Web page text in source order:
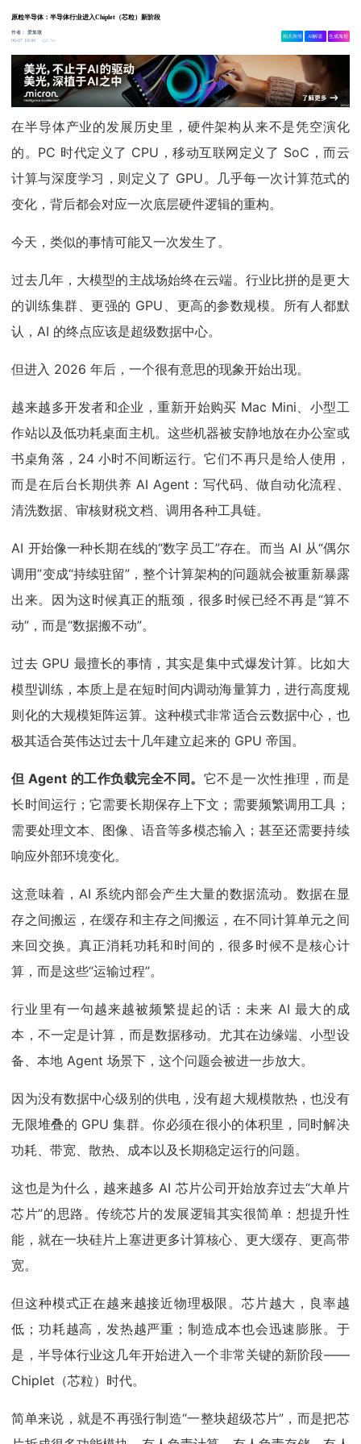
原粒半导体：半导体行业进入Chiplet（芯粒）新阶段
作者：爱集微
06-07 10:00
2.5w
相关舆情 AI解读 生成海报
在半导体产业的发展历史里，硬件架构从来不是凭空演化
的。PC 时代定义了 CPU，移动互联网定义了 SoC，而云
计算与深度学习，则定义了 GPU。几乎每一次计算范式的
变化，背后都会对应一次底层硬件逻辑的重构。
今天，类似的事情可能又一次发生了。
过去几年，大模型的主战场始终在云端。行业比拼的是更大
的训练集群、更强的 GPU、更高的参数规模。所有人都默
认，AI 的终点应该是超级数据中心。
但进入 2026 年后，一个很有意思的现象开始出现。
越来越多开发者和企业，重新开始购买 Mac Mini、小型工
作站以及低功耗桌面主机。这些机器被安静地放在办公室或
书桌角落，24 小时不间断运行。它们不再只是给人使用，
而是在后台长期供养 AI Agent：写代码、做自动化流程、
清洗数据、审核财税文档、调用各种工具链。
AI 开始像一种长期在线的“数字员工”存在。而当 AI 从“偶尔
调用”变成“持续驻留”，整个计算架构的问题就会被重新暴露
出来。因为这时候真正的瓶颈，很多时候已经不再是“算不
动”，而是“数据搬不动”。
过去 GPU 最擅长的事情，其实是集中式爆发计算。比如大
模型训练，本质上是在短时间内调动海量算力，进行高度规
则化的大规模矩阵运算。这种模式非常适合云数据中心，也
极其适合英伟达过去十几年建立起来的 GPU 帝国。
但 Agent 的工作负载完全不同。 它不是一次性推理，而是
长时间运行；它需要长期保存上下文；需要频繁调用工具；
需要处理文本、图像、语音等多模态输入；甚至还需要持续
响应外部环境变化。
这意味着，AI 系统内部会产生大量的数据流动。数据在显
存之间搬运，在缓存和主存之间搬运，在不同计算单元之间
来回交换。真正消耗功耗和时间的，很多时候不是核心计
算，而是这些“运输过程”。
行业里有一句越来越被频繁提起的话：未来 AI 最大的成
本，不一定是计算，而是数据移动。尤其在边缘端、小型设
备、本地 Agent 场景下，这个问题会被进一步放大。
因为没有数据中心级别的供电，没有超大规模散热，也没有
无限堆叠的 GPU 集群。你必须在很小的体积里，同时解决
功耗、带宽、散热、成本以及长期稳定运行的问题。
这也是为什么，越来越多 AI 芯片公司开始放弃过去“大单片
芯片”的思路。传统芯片的发展逻辑其实很简单：想提升性
能，就在一块硅片上塞进更多计算核心、更大缓存、更高带
宽。
但这种模式正在越来越接近物理极限。芯片越大，良率越
低；功耗越高，发热越严重；制造成本也会迅速膨胀。于
是，半导体行业这几年开始进入一个非常关键的新阶段——
Chiplet（芯粒）时代。
简单来说，就是不再强行制造“一整块超级芯片”，而是把芯